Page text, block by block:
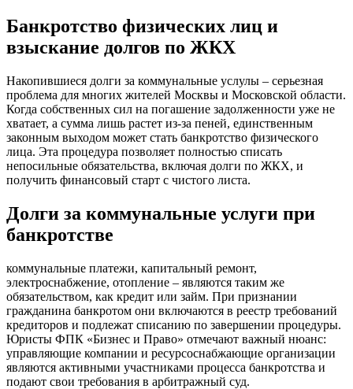
Банкротство физических лиц и
взыскание долгов по ЖКХ
Накопившиеся долги за коммунальные услулы – серьезная
проблема для многих жителей Москвы и Московской области.
Когда собственных сил на погашение задолженности уже не
хватает, а сумма лишь растет из-за пеней, единственным
законным выходом может стать банкротство физического
лица. Эта процедура позволяет полностью списать
непосильные обязательства, включая долги по ЖКХ, и
получить финансовый старт с чистого листа.
Долги за коммунальные услуги при
банкротстве
коммунальные платежи, капитальный ремонт,
электроснабжение, отопление – являются таким же
обязательством, как кредит или займ. При признании
гражданина банкротом они включаются в реестр требований
кредиторов и подлежат списанию по завершении процедуры.
Юристы ФПК «Бизнес и Право» отмечают важный нюанс:
управляющие компании и ресурсоснабжающие организации
являются активными участниками процесса банкротства и
подают свои требования в арбитражный суд.